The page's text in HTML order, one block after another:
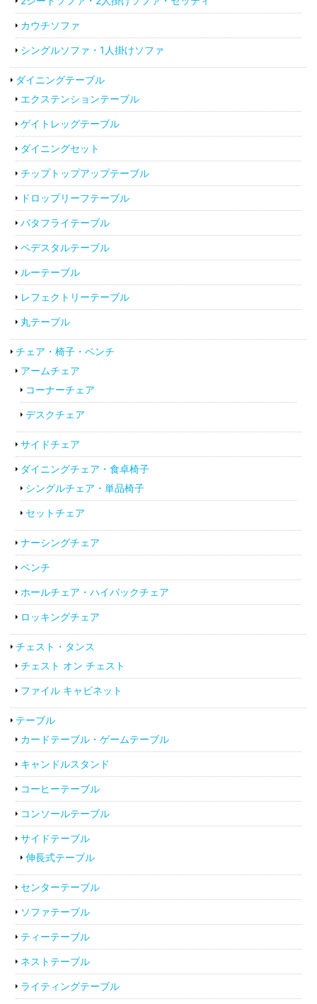
カウチソファ
シングルソファ・1人掛けソファ
ダイニングテーブル
エクステンションテーブル
ゲイトレッグテーブル
ダイニングセット
チップトップアップテーブル
ドロップリーフテーブル
バタフライテーブル
ペデスタルテーブル
ルーテーブル
レフェクトリーテーブル
丸テーブル
チェア・椅子・ベンチ
アームチェア
コーナーチェア
デスクチェア
サイドチェア
ダイニングチェア・食卓椅子
シングルチェア・単品椅子
セットチェア
ナーシングチェア
ベンチ
ホールチェア・ハイバックチェア
ロッキングチェア
チェスト・タンス
チェスト オン チェスト
ファイル キャビネット
テーブル
カードテーブル・ゲームテーブル
キャンドルスタンド
コーヒーテーブル
コンソールテーブル
サイドテーブル
伸長式テーブル
センターテーブル
ソファテーブル
ティーテーブル
ネストテーブル
ライティングテーブル